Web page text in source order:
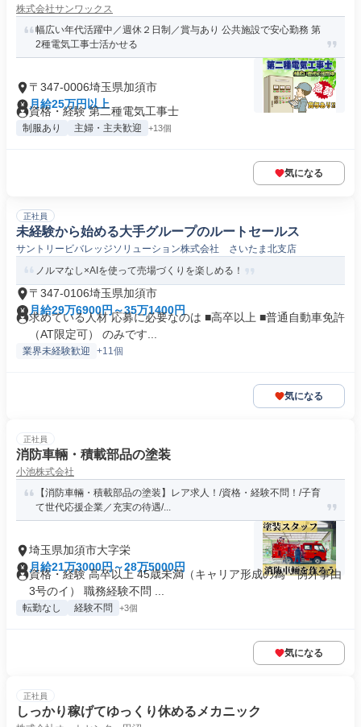
株式会社サンワックス
幅広い年代活躍中／週休２日制／賞与あり 公共施設で安心勤務 第
2種電気工事士活かせる
〒347-0006埼玉県加須市
月給25万円以上
資格・経験 第二種電気工事士
制服あり 主婦・主夫歓迎 +13個
気になる
正社員
未経験から始める大手グループのルートセールス
サントリービバレッジソリューション株式会社 さいたま北支店
ノルマなし×AIを使って売場づくりを楽しめる！
〒347-0106埼玉県加須市
月給29万6900円～35万1400円
求めている人材 応募に必要なのは ■高卒以上 ■普通自動車免許
（AT限定可） のみです...
業界未経験歓迎 +11個
気になる
正社員
消防車輛・積載部品の塗装
小池株式会社
【消防車輛・積載部品の塗装】レア求人！/資格・経験不問！/子育
て世代応援企業／充実の待遇/...
埼玉県加須市大字栄
月給21万3000円～28万5000円
資格・経験 高卒以上 45歳未満（キャリア形成の為・例外事由
3号のイ） 職務経験不問 ...
転勤なし 経験不問 +3個
気になる
正社員
しっかり稼げてゆっくり休めるメカニック